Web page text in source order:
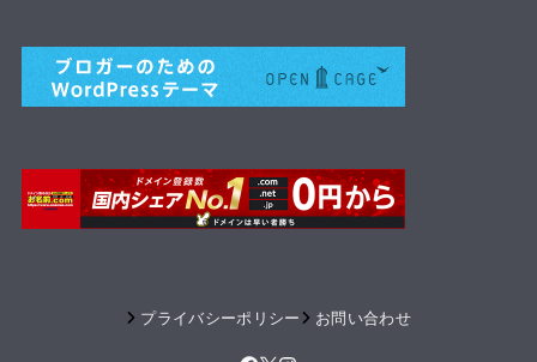
プライバシーポリシー お問い合わせ